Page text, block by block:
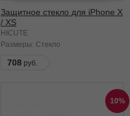
Защитное стекло для iPhone X
/ ХS
HICUTE
Размеры: Стекло
708
10%